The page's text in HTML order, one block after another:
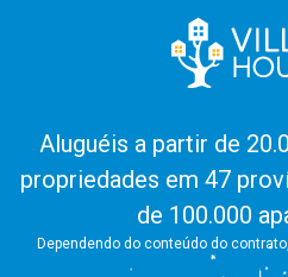
Aluguéis a partir de
propriedades em 47
de 100.000
Dependendo do conteúdo do